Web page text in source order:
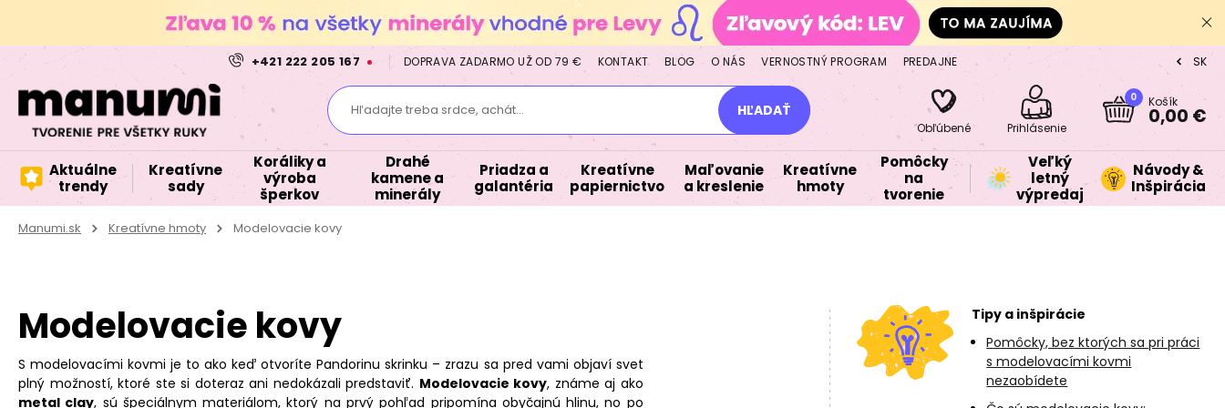
+421 222 205 167 DOPRAVA ZADARMO UŽ OD 79 € KONTAKT BLOG O NÁS VERNOSTNÝ PROGRAM PREDAJNE CZ
SK
Hľadajte treba srdce, achát... HĽADAŤ
Obľúbené Prihlásenie
0 Košík
0,00 €
Aktuálne
trendy
Kreatívne
sady
Koráliky a
výroba
šperkov
Drahé
kamene a
minerály
Priadza a
galantéria
Kreatívne
papiernictvo
Maľovanie
a kreslenie
Kreatívne
hmoty
Pomôcky
na
tvorenie
Veľký
letný
výpredaj
Návody &
Inšpirácia
Manumi.sk Kreatívne hmoty Modelovacie kovy
Modelovacie kovy
S modelovacími kovmi je to ako keď otvoríte Pandorinu skrinku – zrazu sa pred vami objaví svet
plný možností, ktoré ste si doteraz ani nedokázali predstaviť. Modelovacie kovy, známe aj ako
metal clay, sú špeciálnym materiálom, ktorý na prvý pohľad pripomína obyčajnú hlinu, no po
Tipy a inšpirácie
Pomôcky, bez ktorých sa pri práci
s modelovacími kovmi
nezaobídete